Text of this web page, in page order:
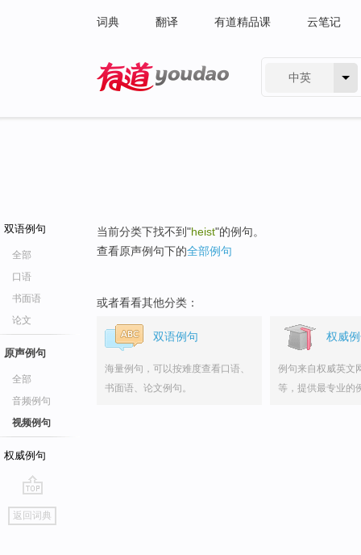
词典 翻译 有道精品课 云笔记
中英
双语例句
全部
口语
书面语
论文
原声例句
全部
音频例句
视频例句
权威例句
go
top
返回词典
当前分类下找不到"heist"的例句。
查看原声例句下的全部例句
或者看看其他分类：
双语例句
海量例句，可以按难度查看口语、
书面语、论文例句。
权威
例句来自权威英文
等，提供最专业的